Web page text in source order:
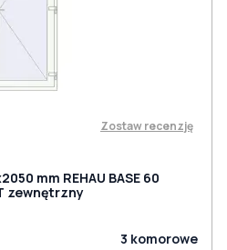
Zostaw recenzję
mm REHAU BASE 60
zewnętrzny
3 komorowe